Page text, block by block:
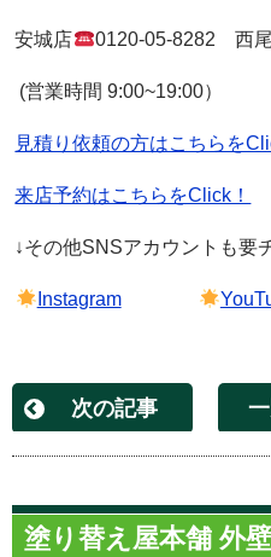
安城店 0120-05-8282 西
(営業時間 9:00~19:00）
見積り依頼の方はこちらを
来店予約はこちらをClick！
↓その他SNSアカウントも要
Instagram
次の記事
塗り替え屋本舗 外